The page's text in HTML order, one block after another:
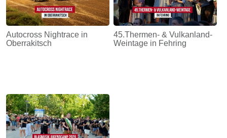
Autocross Nightrace in
Oberrakitsch
45.Thermen- & Vulkanland-
Weintage in Fehring